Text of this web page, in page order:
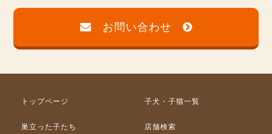
お問い合わせ
トップページ 子犬・子猫一覧
巣立った子たち 店舗検索